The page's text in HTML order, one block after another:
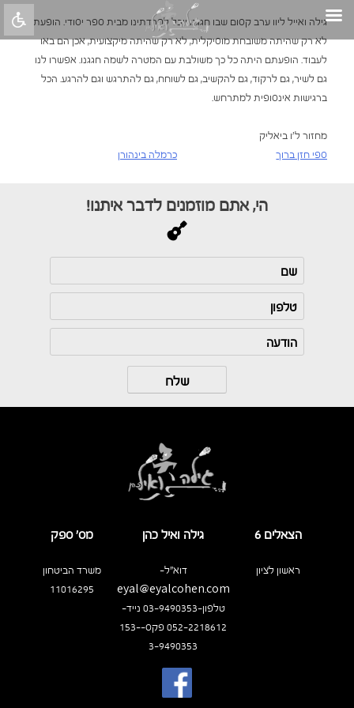
Skip
to
content
גילה ואייל ליוו ערב קסום שבו חגגנו יובל לפרדתינו מבית ספר יסודי. הופעתם
לא רק שהיתה משובחת מוסיקלית, לא רק שהיתה מיקצועית, אכן הם באו
לעבוד. הופעתם היתה כל כך משולבת עם המטרה לשמה חגגנו. אפשרו לנו
גם לשיר, גם לרקוד, גם להקשיב, גם לשוחח, גם להתרגש וגם להרגע. הכל
ברגישות אינסופית למתרחש.
מחזור ל'ו ביאליק
ניווט כרמלה בינהורן ספי חזן ברוך
הי, אתם מוזמנים לדבר איתנו!
הצאלים 6
ראשון לציון
גילה ואיל כהן
דוא"ל-
eyal@eyalcohen.com
טלפון-03-9490353 נייד-
052-2218612 פקס-153-
3-9490353
מס’ ספק
משרד הביטחון
11016295